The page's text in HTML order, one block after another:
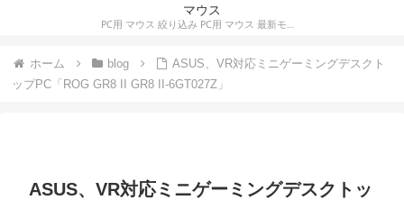
マウス
PC用 マウス 絞り込み PC用 マウス 最新モデルやスペック・仕様に関する情報。ワイヤレスマウス、有線マウス、接続タイプなど。
ホーム blog
ASUS、VR対応ミニゲーミングデスクト
ップPC「ROG GR8 II GR8 II-6GT027Z」
ASUS、VR対応ミニゲーミングデスクトッ